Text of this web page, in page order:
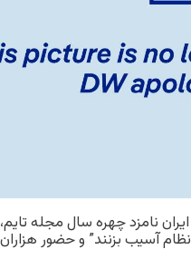
نامزد چهره سال مجله
نظام آسیب بزنند” و حضور